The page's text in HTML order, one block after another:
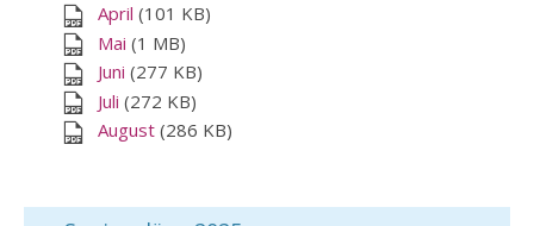
April (101 KB)
Mai (1 MB)
Juni (277 KB)
Juli (272 KB)
August (286 KB)